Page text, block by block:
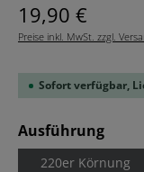
Regulärer Preis:
19,90 €
Preise inkl. MwSt. zzgl.
Sofort verfügbar,
Ausführung
220er Körnung